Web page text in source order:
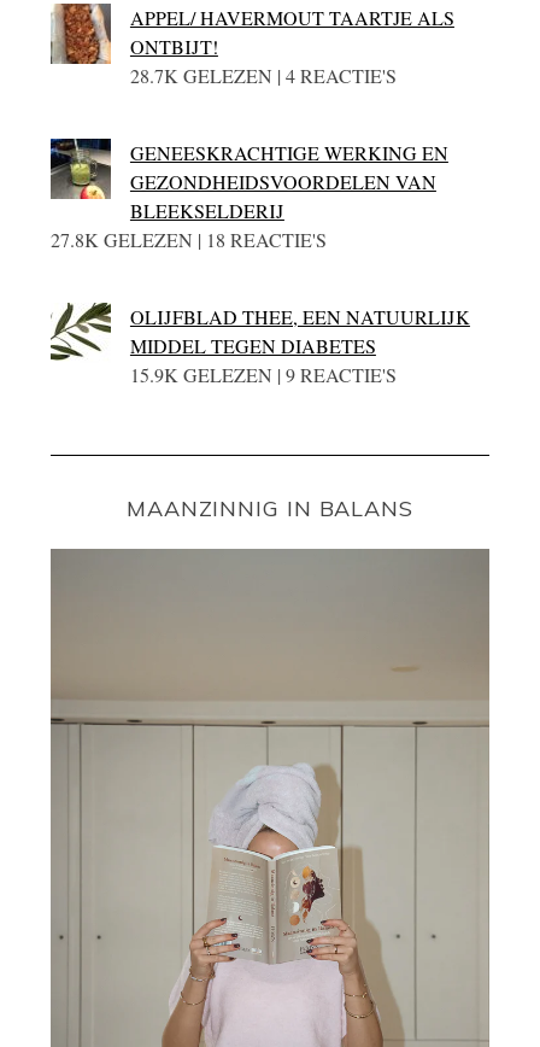
APPEL/ HAVERMOUT TAARTJE ALS
ONTBIJT!
28.7K GELEZEN | 4 REACTIE'S
GENEESKRACHTIGE WERKING EN
GEZONDHEIDSVOORDELEN VAN
BLEEKSELDERIJ
27.8K GELEZEN | 18 REACTIE'S
OLIJFBLAD THEE, EEN NATUURLIJK
MIDDEL TEGEN DIABETES
15.9K GELEZEN | 9 REACTIE'S
MAANZINNIG IN BALANS